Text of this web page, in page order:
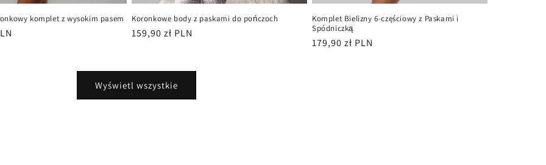
komplet z wysokim pasem Koronkowe body z paskami do pończoch
Cena
159,90 zł PLN
Komplet Bielizny 6-częściowy z Paskami i
Spódniczką
Cena
179,90 zł PLN
Wyświetl wszystkie